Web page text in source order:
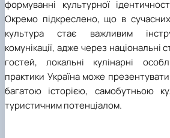
формуванні культурної
Окремо підкреслено, що в
культура стає важливим
комунікації, адже через національні
гостей, локальні кулінарні
практики Україна може презентувати
багатою історією, самобутньою
туристичним потенціалом.